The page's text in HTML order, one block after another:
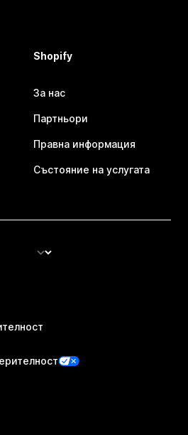
Shopify
За нас
Партньори
Правна информация
Състояние на услугата